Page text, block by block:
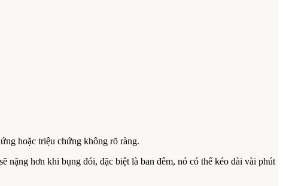
hoặc triệu chứng không rõ ràng.
nặng hơn khi bụng đói, đặc biệt là ban đêm, nó có thể kéo dài vài phút